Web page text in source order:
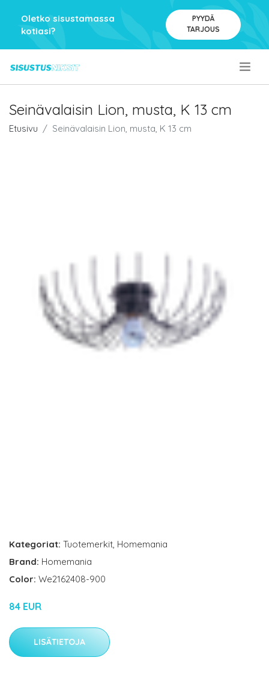
Oletko sisustamassa
kotiasi?
PYYDÄ
TARJOUS
Seinävalaisin Lion, musta, K 13 cm
Etusivu Seinävalaisin Lion, musta, K 13 cm
Kategoriat: Tuotemerkit, Homemania
Brand: Homemania
Color: We2162408-900
84 EUR
LISÄTIETOJA